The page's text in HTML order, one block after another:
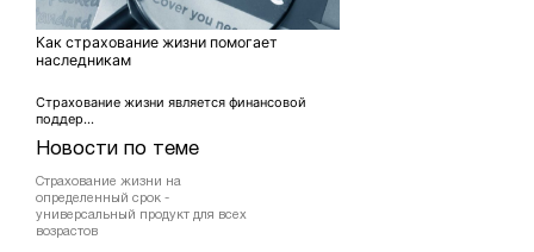
Новости по теме
Страхование жизни на
определенный срок -
универсальный продукт для всех
возрастов
Как страхование жизни помогает
наследникам
Страхование жизни является финансовой
поддер...